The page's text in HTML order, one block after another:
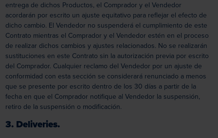
entrega de dichos Productos, el Comprador y el Vendedor
acordarán por escrito un ajuste equitativo para reflejar el efecto de
dicho cambio. El Vendedor no suspenderá el cumplimiento de este
Contrato mientras el Comprador y el Vendedor estén en el proceso
de realizar dichos cambios y ajustes relacionados. No se realizarán
sustituciones en este Contrato sin la autorización previa por escrito
del Comprador. Cualquier reclamo del Vendedor por un ajuste de
conformidad con esta sección se considerará renunciado a menos
que se presente por escrito dentro de los 30 días a partir de la
fecha en que el Comprador notifique al Vendedor la suspensión,
retiro de la suspensión o modificación.
3. Deliveries.